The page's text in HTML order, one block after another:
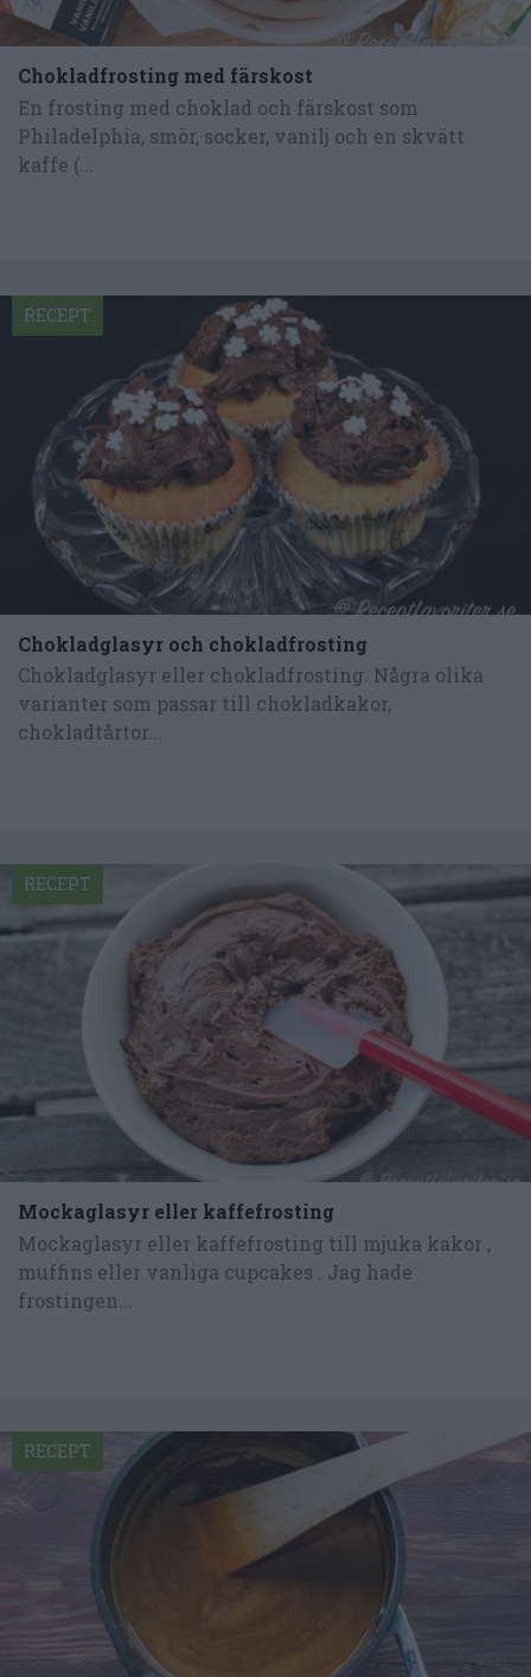
Chokladfrosting med färskost
En frosting med choklad och färskost som
Philadelphia, smör, socker, vanilj och en skvätt
kaffe (...
Chokladglasyr och chokladfrosting
Chokladglasyr eller chokladfrosting. Några olika
varianter som passar till chokladkakor,
chokladtårtor...
RECEPT
Mockaglasyr eller kaffefrosting
Mockaglasyr eller kaffefrosting till mjuka kakor ,
muffins eller vanliga cupcakes . Jag hade
frostingen...
RECEPT
RECEPT